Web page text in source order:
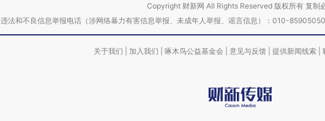
Copyright 财新网 All Rights Reserved 版权所有 复制
违法和不良信息举报电话（涉网络暴力有害信息举报、未成年人举报、谣言信息）：010-
关于我们 加入我们 啄木鸟公益基金会 意见与反馈 提供新闻线索